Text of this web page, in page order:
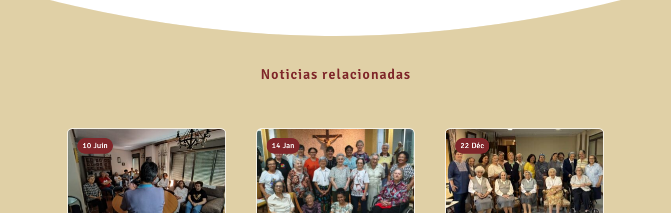
Noticias relacionadas
10 Juin 14 Jan 22 Déc